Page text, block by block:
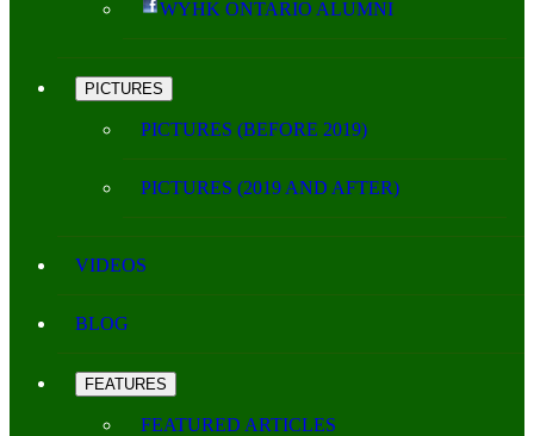
WYHK ONTARIO ALUMNI
PICTURES
PICTURES (BEFORE 2019)
PICTURES (2019 AND AFTER)
VIDEOS
BLOG
FEATURES
FEATURED ARTICLES